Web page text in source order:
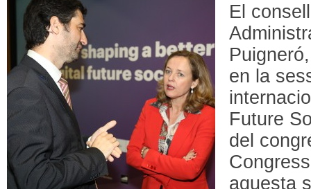
El
en la
Future
del
aquesta